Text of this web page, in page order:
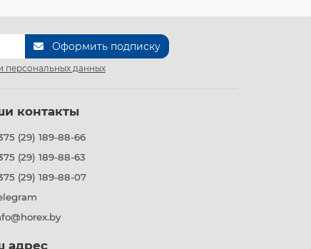
Оформить подписку
персональных данных
контакты
(29) 189-88-66
(29) 189-88-63
(29) 189-88-07
адрес